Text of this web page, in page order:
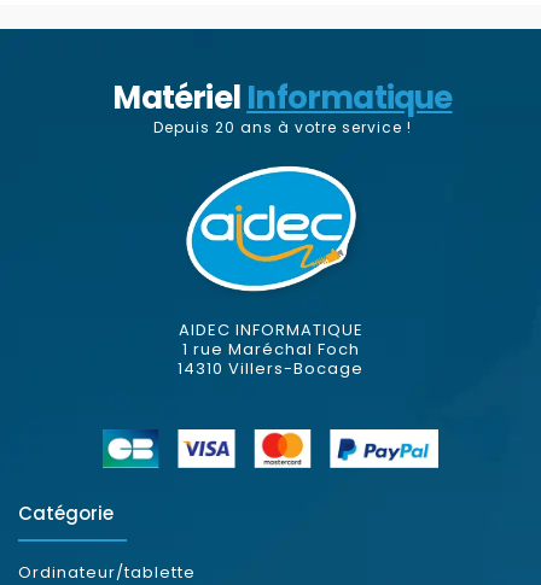
MatérielInformatique
Depuis 20 ans à votre service !
AIDEC INFORMATIQUE
1 rue Maréchal Foch
14310 Villers-Bocage
Catégorie
Ordinateur/tablette